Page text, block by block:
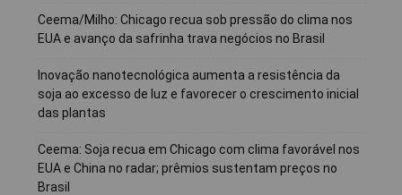
Ceema/Milho: Chicago recua sob pressão do clima nos
EUA e avanço da safrinha trava negócios no Brasil
Inovação nanotecnológica aumenta a resistência da
soja ao excesso de luz e favorecer o crescimento inicial
das plantas
Ceema: Soja recua em Chicago com clima favorável nos
EUA e China no radar; prêmios sustentam preços no
Brasil